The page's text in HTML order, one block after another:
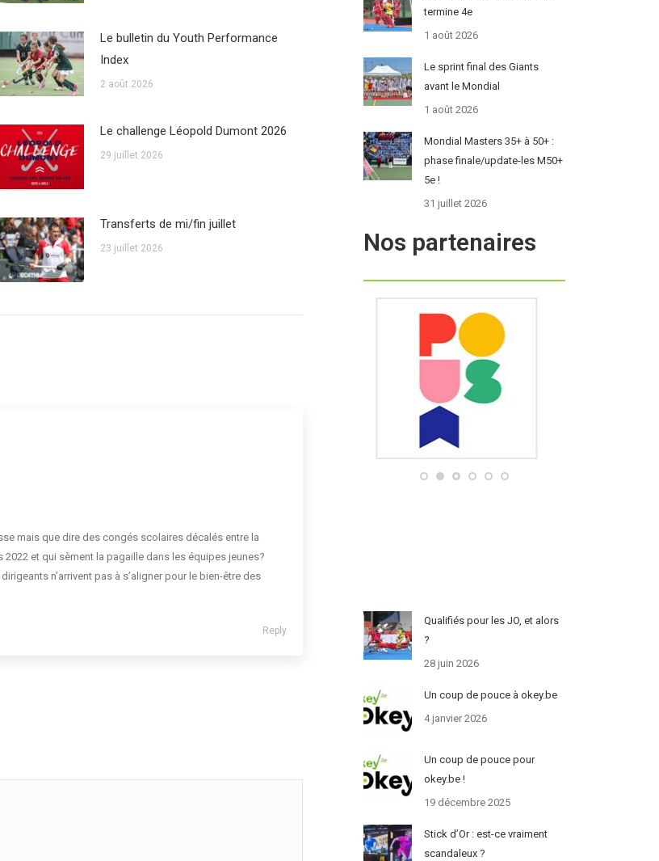
Le bulletin du Youth Performance
Index
2 août 2026
Le challenge Léopold Dumont 2026
29 juillet 2026
Transferts de mi/fin juillet
23 juillet 2026
mais que dire des congés scolaires décalés entre la
et qui sèment la pagaille dans les équipes jeunes?
n’arrivent pas à s’aligner pour le bien-être des
Reply
termine 4e
1 août 2026
Le sprint final des Giants
avant le Mondial
1 août 2026
Mondial Masters 35+ à 50+ :
phase finale/update-les M50+
5e !
31 juillet 2026
Nos partenaires
Qualifiés pour les JO, et alors
?
28 juin 2026
Un coup de pouce à okey.be
4 janvier 2026
Un coup de pouce pour
okey.be !
19 décembre 2025
Stick d’Or : est-ce vraiment
scandaleux ?